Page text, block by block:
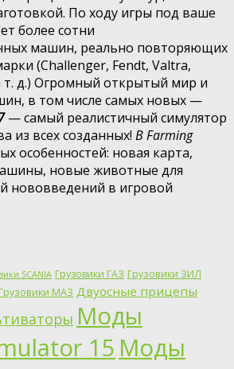
По ходу игры под ваше
более сотни
машин, реально повторяющих
(Challenger, Fendt, Valtra,
т. д.) Огромный открытый мир и
в том числе самых новых —
— самый реалистичный симулятор
из всех созданных! В Farming
особенностей: новая карта,
новые животные для
нововведений в игровой
SCANIA Грузовики ГАЗ Грузовики ЗИЛ
Грузовики МАЗ Двуосные прицепы
Моды
15 Моды